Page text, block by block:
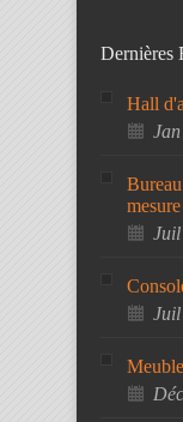
Dernières
Hall
mesure